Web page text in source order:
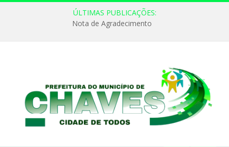
ÚLTIMAS PUBLICAÇÕES:
Nota de Agradecimento